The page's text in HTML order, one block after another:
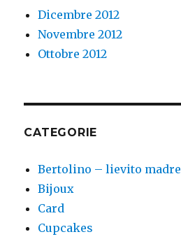
Dicembre 2012
Novembre 2012
Ottobre 2012
CATEGORIE
Bertolino – lievito madre
Bijoux
Card
Cupcakes